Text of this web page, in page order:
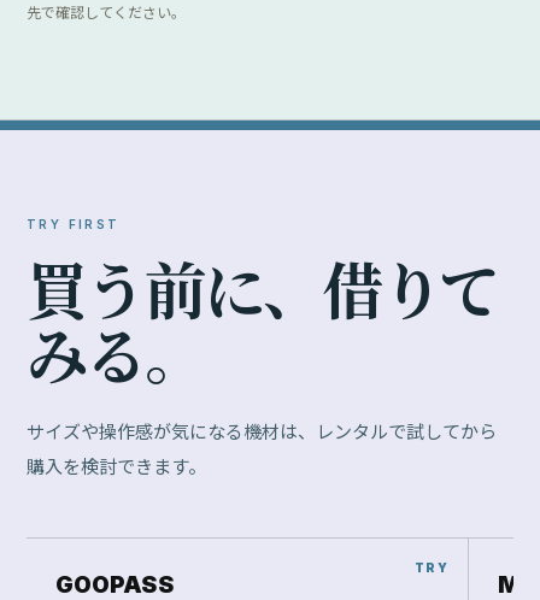
先で確認してください。
TRY FIRST
買う前に、 借りて
みる。
サイズや操作感が気になる機材は、レンタルで試してから
購入を検討できます。
GOOPASS